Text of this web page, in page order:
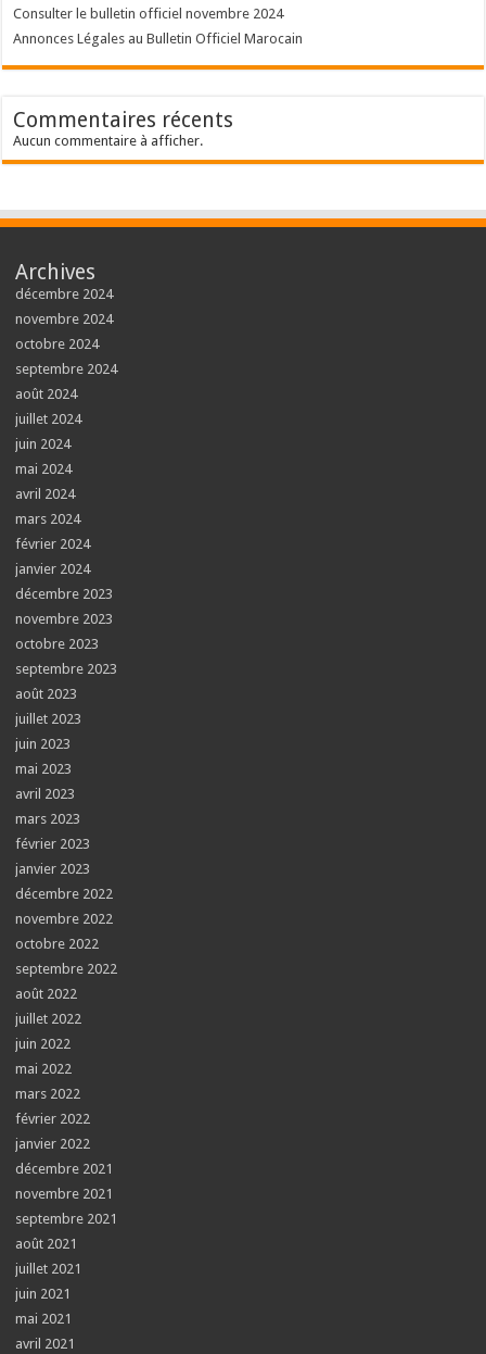
Consulter le bulletin officiel novembre 2024
Annonces Légales au Bulletin Officiel Marocain
Commentaires récents
Aucun commentaire à afficher.
Archives
décembre 2024
novembre 2024
octobre 2024
septembre 2024
août 2024
juillet 2024
juin 2024
mai 2024
avril 2024
mars 2024
février 2024
janvier 2024
décembre 2023
novembre 2023
octobre 2023
septembre 2023
août 2023
juillet 2023
juin 2023
mai 2023
avril 2023
mars 2023
février 2023
janvier 2023
décembre 2022
novembre 2022
octobre 2022
septembre 2022
août 2022
juillet 2022
juin 2022
mai 2022
mars 2022
février 2022
janvier 2022
décembre 2021
novembre 2021
septembre 2021
août 2021
juillet 2021
juin 2021
mai 2021
avril 2021